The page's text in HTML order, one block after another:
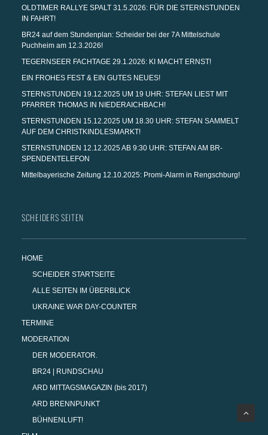
OLDTIMER RALLYE SPALT 31.5.2026: FÜR DIE STERNSTUNDEN
IN FAHRT!
BR24 auf dem Stundenplan: Scheider bei der 7A Mittelschule
Puchheim am 12.3.2026!
TEGERNSEER FACHTAGE 29.1.2026: KI MACHT ERNST!
EIN FROHES FEST & EIN GUTES NEUES!
STERNSTUNDEN 19.12.2025 UM 19 UHR: STEFAN LIEST MIT
PFARRER THOMAS IN NIEDERAICHBACH!
STERNSTUNDEN 15.12.2025 UM 18.30 UHR: STEFAN SAMMELT
AUF DEM CHRISTKINDLESMARKT!
STERNSTUNDEN 12.12.2025 AB 9:30 UHR: STEFAN AM BR-
SPENDENTELEFON
Mittelbayerische Zeitung 12.10.2025: Promi-Alarm in Rengschburg!
SCHEIDERS SEITEN
HOME
SCHEIDER STARTSEITE
ALLE SEITEN IM ÜBERBLICK
UKRAINE WAR DAY-COUNTER
TERMINE
MODERATION
DER MODERATOR.
BR24 | RUNDSCHAU
ARD MITTAGSMAGAZIN (bis 2017)
ARD BRENNPUNKT
BÜHNENLUFT!